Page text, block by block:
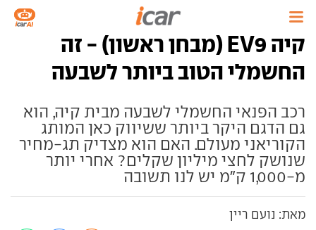
קיה EV9 (מבחן ראשון) - זה
החשמלי הטוב ביותר לשבעה
רכב הפנאי החשמלי לשבעה מבית קיה, הוא
גם הדגם היקר ביותר ששיווק כאן המותג
הקוריאני מעולם. האם הוא מצדיק תג-מחיר
שנושק לחצי מיליון שקלים? אחרי יותר
מ-1,000 ק"מ יש לנו תשובה
מאת: נועם ריין